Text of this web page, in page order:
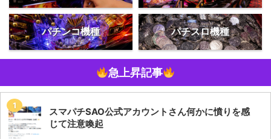
パチンコ機種 パチスロ機種
急上昇記事
スマパチSAO公式アカウントさん何かに憤りを感
じて注意喚起